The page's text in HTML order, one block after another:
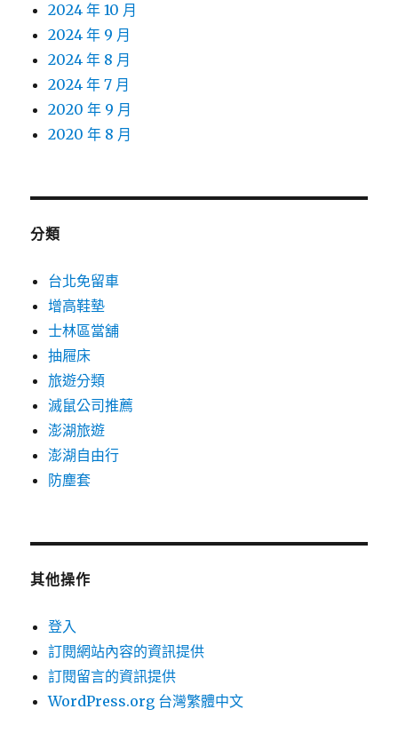
2024 年 10 月
2024 年 9 月
2024 年 8 月
2024 年 7 月
2020 年 9 月
2020 年 8 月
分類
台北免留車
增高鞋墊
士林區當舖
抽屜床
旅遊分類
滅鼠公司推薦
澎湖旅遊
澎湖自由行
防塵套
其他操作
登入
訂閱網站內容的資訊提供
訂閱留言的資訊提供
WordPress.org 台灣繁體中文